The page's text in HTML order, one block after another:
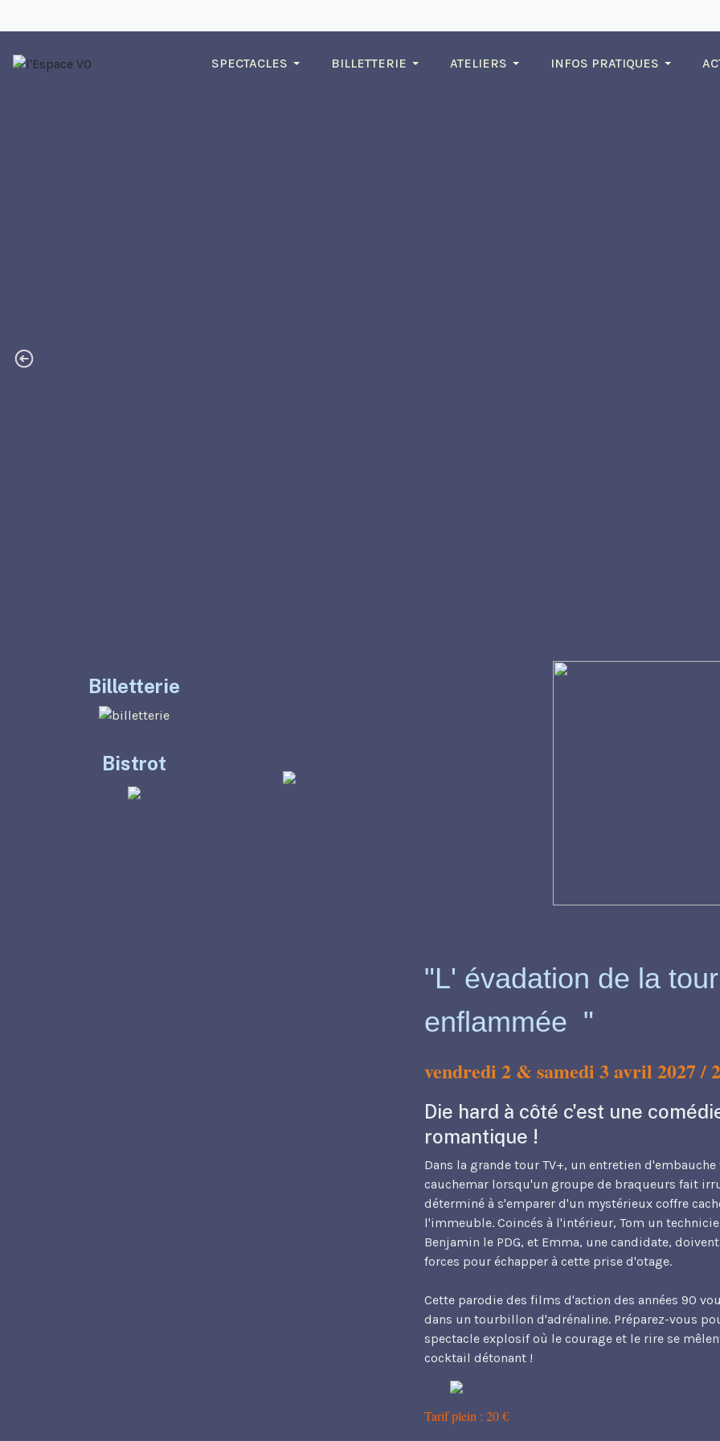
SPECTACLES BILLETTERIE ATELIERS INFOS PRATIQUES
"L' évadation de la tour
enflammée "
vendredi 2 & samedi 3 avril 2027 /
Die hard à côté c'est une
romantique !
Dans la grande tour TV+, un entretien
cauchemar lorsqu'un groupe de braqueurs fait
déterminé à s'emparer d'un mystérieux coffre
l'immeuble. Coincés à l'intérieur, Tom un
Benjamin le PDG, et Emma, une candidate,
forces pour échapper à cette prise d'otage.
Cette parodie des films d'action des années 90
dans un tourbillon d'adrénaline. Préparez-vous
spectacle explosif où le courage et le rire se
cocktail détonant !
Tarif plein : 20 €
Billetterie
Bistrot